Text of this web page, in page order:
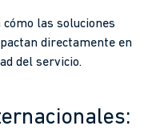
las soluciones
directamente en
del servicio.